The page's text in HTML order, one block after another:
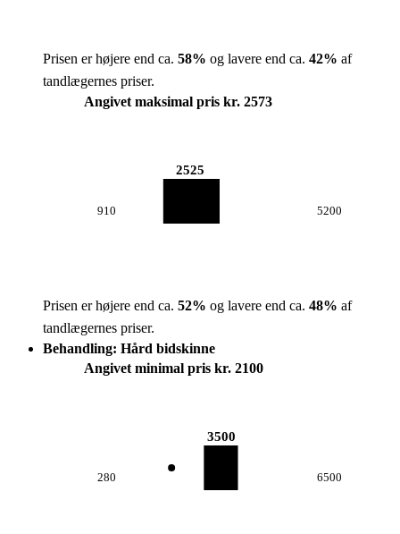
Prisen er højere end ca. 58% og lavere end ca. 42% af
tandlægernes priser.
Angivet maksimal pris kr. 2573
910
2525
5200
Prisen er højere end ca. 52% og lavere end ca. 48% af
tandlægernes priser.
Behandling: Hård bidskinne
Angivet minimal pris kr. 2100
280
3500
6500